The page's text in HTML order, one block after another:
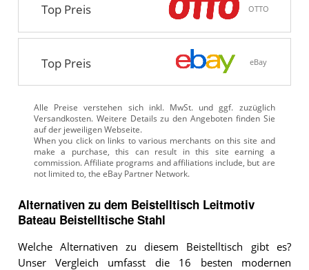
Top Preis OTTO
Top Preis eBay
Alle Preise verstehen sich inkl. MwSt. und ggf. zuzüglich
Versandkosten. Weitere Details zu den Angeboten finden Sie
auf der jeweiligen Webseite.
Alternativen zu dem Beistelltisch Leitmotiv
Bateau Beistelltische Stahl
Welche Alternativen zu diesem Beistelltisch gibt es?
Unser Vergleich umfasst die 16 besten modernen